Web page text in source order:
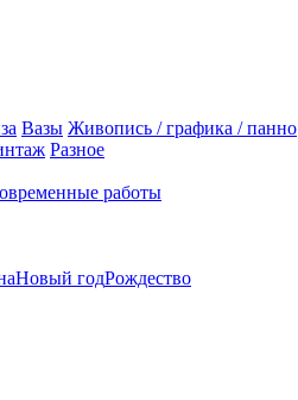
Вазы Живопись / графика / панно
Разное
работы
Новый годРождество